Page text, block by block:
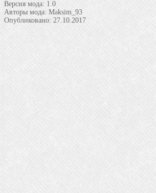
Версия мода: 1.0
Авторы мода: Maksim_93
Опубликовано: 27.10.2017